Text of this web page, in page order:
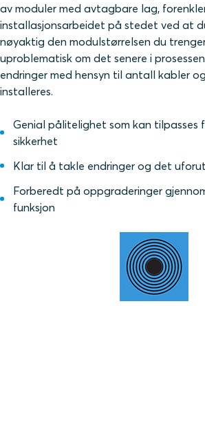
av moduler med avtagbare lag,
installasjonsarbeidet på stedet ved at
nøyaktig den modulstørrelsen du
uproblematisk om det senere i
endringer med hensyn til antall kabler
installeres.
Genial pålitelighet som kan tilpasses
sikkerhet
Klar til å takle endringer og det
Forberedt på oppgraderinger
funksjon